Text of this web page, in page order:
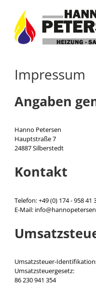
springen
Impressum
Angaben
Hanno Petersen
Hauptstraße 7
24887 Silberstedt
Kontakt
Telefon: +49 (0) 174 - 958 41
E-Mail:
Umsatzsteuer-
Umsatzsteuergesetz:
86 230 941 354